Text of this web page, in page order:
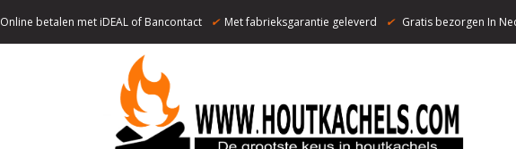
Online betalen met iDEAL of Bancontact ✔ Met fabrieksgarantie geleverd ✔ Gratis bezorgen In